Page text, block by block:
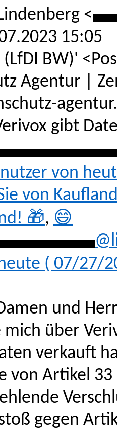
<
15:05
BW)'
Agentur |
gibt
von
von
🎁, 😄
( 07/27/
und
mich über
verkauft
von Artikel
gegen